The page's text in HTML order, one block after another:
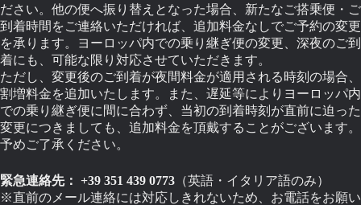
ださい。他の便へ振り替えとなった場合、新たなご搭乗便・ご
到着時間をご連絡いただければ、追加料金なしでご予約の変更
を承ります。ヨーロッパ内での乗り継ぎ便の変更、深夜のご到
着にも、可能な限り対応させていただきます。
ただし、変更後のご到着が夜間料金が適用される時刻の場合、
割増料金を追加いたします。また、遅延等によりヨーロッパ内
での乗り継ぎ便に間に合わず、当初の到着時刻が直前に迫った
変更につきましても、追加料金を頂戴することがございます。
予めご了承ください。
緊急連絡先： +39 351 439 0773 （英語・イタリア語のみ）
※直前のメール連絡には対応しきれないため、お電話をお願い